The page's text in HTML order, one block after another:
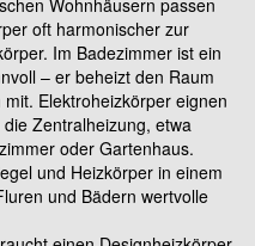
Wohnhäusern passen
oft harmonischer zur
Im Badezimmer ist ein
– er beheizt den Raum
Elektroheizkörper eignen
Zentralheizung, etwa
oder Gartenhaus.
und Heizkörper in einem
und Bädern wertvolle